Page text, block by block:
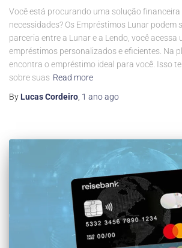
Você está procurando uma solução
necessidades? Os Empréstimos Lunar podem
parceria entre a Lunar e a Lendo, você
empréstimos personalizados e eficientes. Na
encontra o empréstimo ideal para você. Isso
sobre suas Read more
By Lucas Cordeiro, 1 anoago